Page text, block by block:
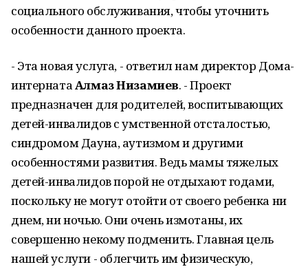
социального обслуживания, чтобы уточнить
особенности данного проекта.
- Эта новая услуга, - ответил нам директор Дома-
интернатаАлмаз Низамиев. - Проект
предназначен для родителей, воспитывающих
детей-инвалидов с умственной отсталостью,
синдромом Дауна, аутизмом и другими
особенностями развития. Ведь мамы тяжелых
детей-инвалидов порой не отдыхают годами,
поскольку не могут отойти от своего ребенка ни
днем, ни ночью. Они очень измотаны, их
совершенно некому подменить. Главная цель
нашей услуги - облегчить им физическую,